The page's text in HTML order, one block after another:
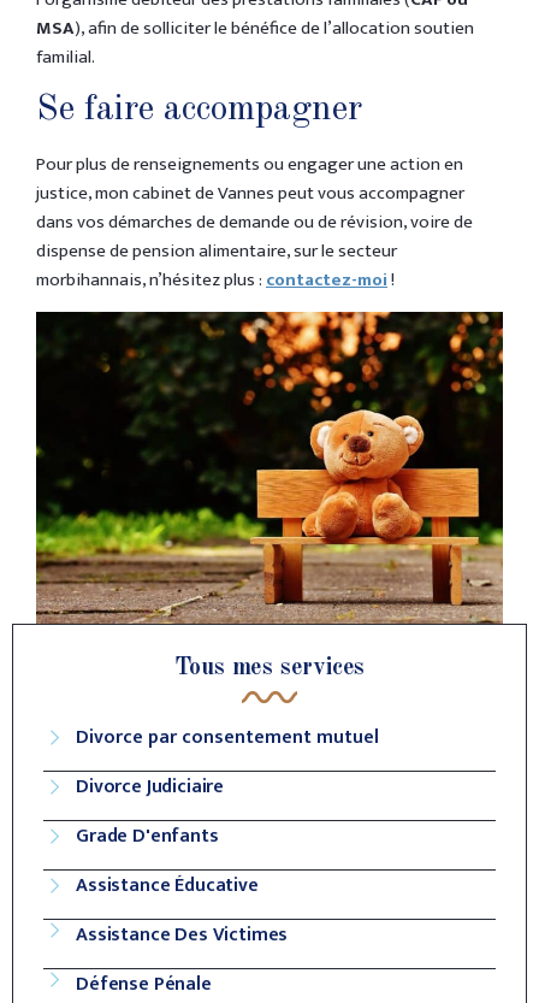
Tous mes services
Divorce par consentement mutuel
Divorce Judiciaire
Grade D'enfants
Assistance Éducative
Assistance Des Victimes
Défense Pénale
MSA), afin de solliciter le bénéfice de l’allocation soutien
familial.
Se faire accompagner
Pour plus de renseignements ou engager une action en
justice, mon cabinet de Vannes peut vous accompagner
dans vos démarches de demande ou de révision, voire de
dispense de pension alimentaire, sur le secteur
morbihannais, n’hésitez plus :contactez-moi!